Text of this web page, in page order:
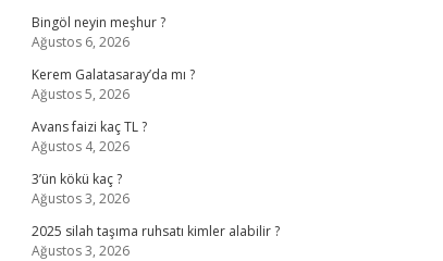
Bingöl neyin meşhur ?
Ağustos 6, 2026
Kerem Galatasaray’da mı ?
Ağustos 5, 2026
Avans faizi kaç TL ?
Ağustos 4, 2026
3’ün kökü kaç ?
Ağustos 3, 2026
2025 silah taşıma ruhsatı kimler alabilir ?
Ağustos 3, 2026